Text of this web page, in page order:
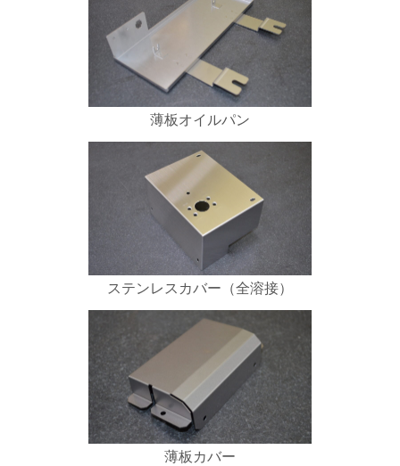
薄板オイルパン
ステンレスカバー（全溶接）
薄板カバー